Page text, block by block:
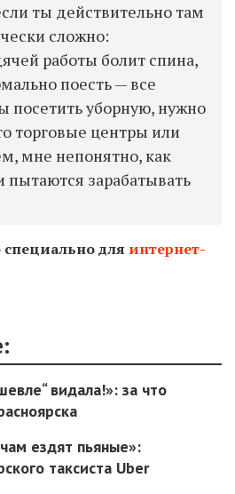
ты действительно там
сложно:
работы болит спина,
поесть — все
посетить уборную, нужно
торговые центры или
мне непонятно, как
зарабатывать
для интернет-
видала!»: за что
ездят пьяные»:
таксиста Uber